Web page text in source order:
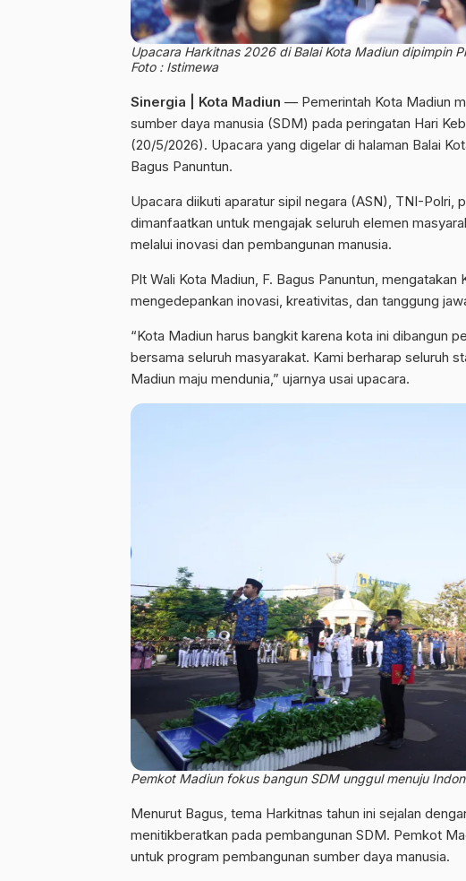
Upacara Harkitnas 2026 di Balai Kota Madiun dipimpin
Foto : Istimewa
Sinergia | Kota Madiun — Pemerintah Kota Madiun
sumber daya manusia (SDM) pada peringatan Hari
(20/5/2026). Upacara yang digelar di halaman Balai
Bagus Panuntun.
Upacara diikuti aparatur sipil negara (ASN), TNI-Polri,
dimanfaatkan untuk mengajak seluruh elemen
melalui inovasi dan pembangunan manusia.
Plt Wali Kota Madiun, F. Bagus Panuntun,
mengedepankan inovasi, kreativitas, dan tanggung
“Kota Madiun harus bangkit karena kota ini dibangun
bersama seluruh masyarakat. Kami berharap seluruh
Madiun maju mendunia,” ujarnya usai upacara.
Pemkot Madiun fokus bangun SDM unggul menuju
Menurut Bagus, tema Harkitnas tahun ini sejalan
menitikberatkan pada pembangunan SDM. Pemkot
untuk program pembangunan sumber daya manusia.